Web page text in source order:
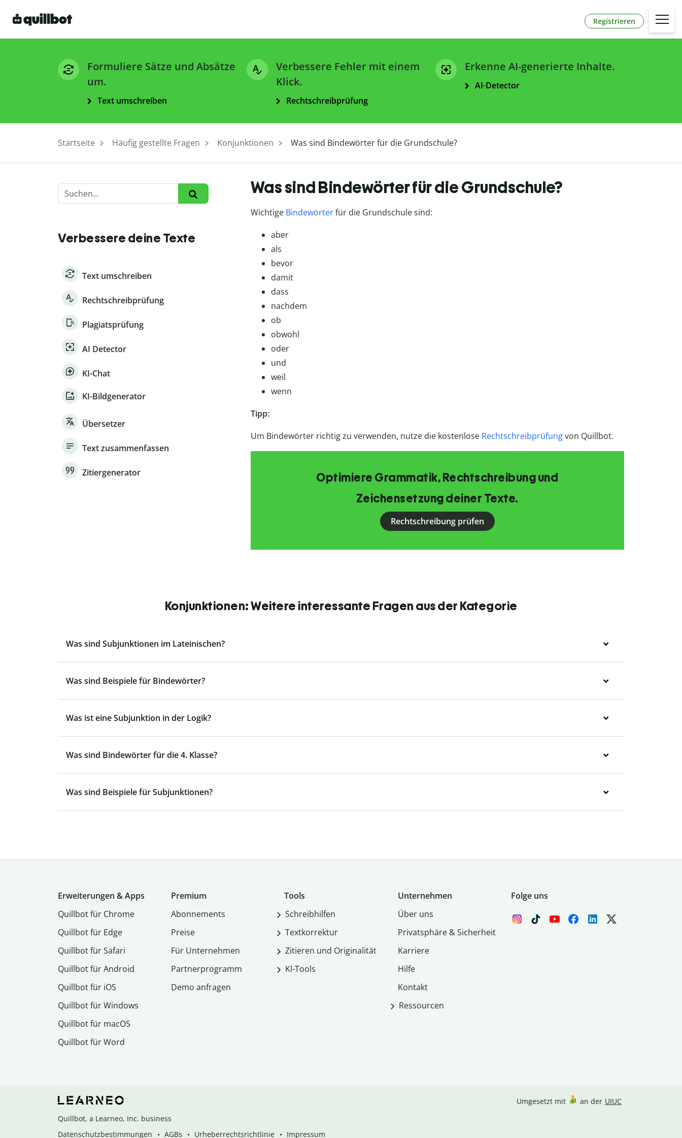
Registrieren
Formuliere Sätze und Absätze
um.
Text umschreiben
Verbessere Fehler mit einem
Klick.
Rechtschreibprüfung
Erkenne AI-generierte Inhalte.
AI-Detector
Startseite Häufig gestellte Fragen Konjunktionen Was sind Bindewörter für die Grundschule?
Verbessere deine Texte
Text umschreiben
Rechtschreibprüfung
Plagiatsprüfung
AI Detector
KI-Chat
KI-Bildgenerator
Übersetzer
Text zusammenfassen
Zitiergenerator
Was sind Bindewörter für die Grundschule?
Wichtige Bindewörterfür die Grundschule sind:
aber
als
bevor
damit
dass
nachdem
ob
obwohl
oder
und
weil
wenn
Tipp:
Um Bindewörter richtig zu verwenden, nutze die kostenlose Rechtschreibprüfungvon Quillbot.
Optimiere Grammatik, Rechtschreibung und
Zeichensetzung deiner Texte.
Rechtschreibung prüfen
Konjunktionen: Weitere interessante Fragen aus der Kategorie
Was sind Subjunktionen im Lateinischen?
Was sind Beispiele für Bindewörter?
Was ist eine Subjunktion in der Logik?
Was sind Bindewörter für die 4. Klasse?
Was sind Beispiele für Subjunktionen?
Erweiterungen & Apps
Quillbot für Chrome
Quillbot für Edge
Quillbot für Safari
Quillbot für Android
Quillbot für iOS
Quillbot für Windows
Quillbot für macOS
Quillbot für Word
Premium
Abon­ne­ments
Preise
Für Unternehmen
Partnerprogramm
Demo anfragen
Tools
Schreibhilfen
Textkorrektur
Zitieren und Originalität
KI-Tools
Unternehmen
Über uns
Privatsphäre & Sicherheit
Karriere
Hilfe
Kontakt
Ressourcen
Folge uns
Quillbot, a Learneo, Inc. business
Datenschutzbestimmungen
AGBs Urheberrechtsrichtlinie Impressum
Umgesetzt mit an der UIUC